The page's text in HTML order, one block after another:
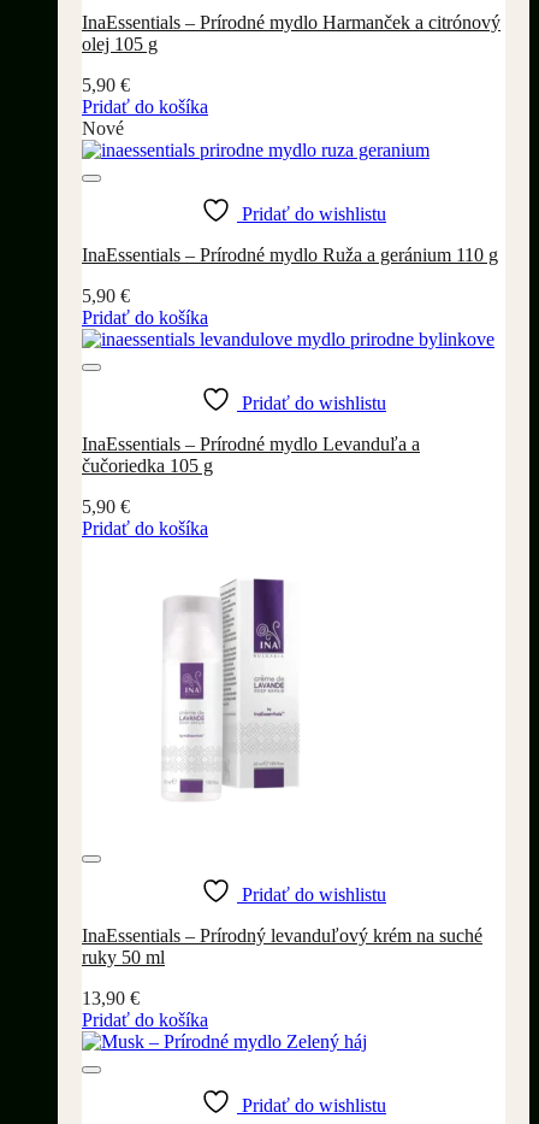
InaEssentials – Prírodné mydlo Harmanček a citrónový
olej 105 g
5,90 €
Pridať do košíka
Nové
Pridať do wishlistu
InaEssentials – Prírodné mydlo Ruža a geránium 110 g
5,90 €
Pridať do košíka
Pridať do wishlistu
InaEssentials – Prírodné mydlo Levanduľa a
čučoriedka 105 g
5,90 €
Pridať do košíka
Pridať do wishlistu
InaEssentials – Prírodný levanduľový krém na suché
ruky 50 ml
13,90 €
Pridať do košíka
Pridať do wishlistu